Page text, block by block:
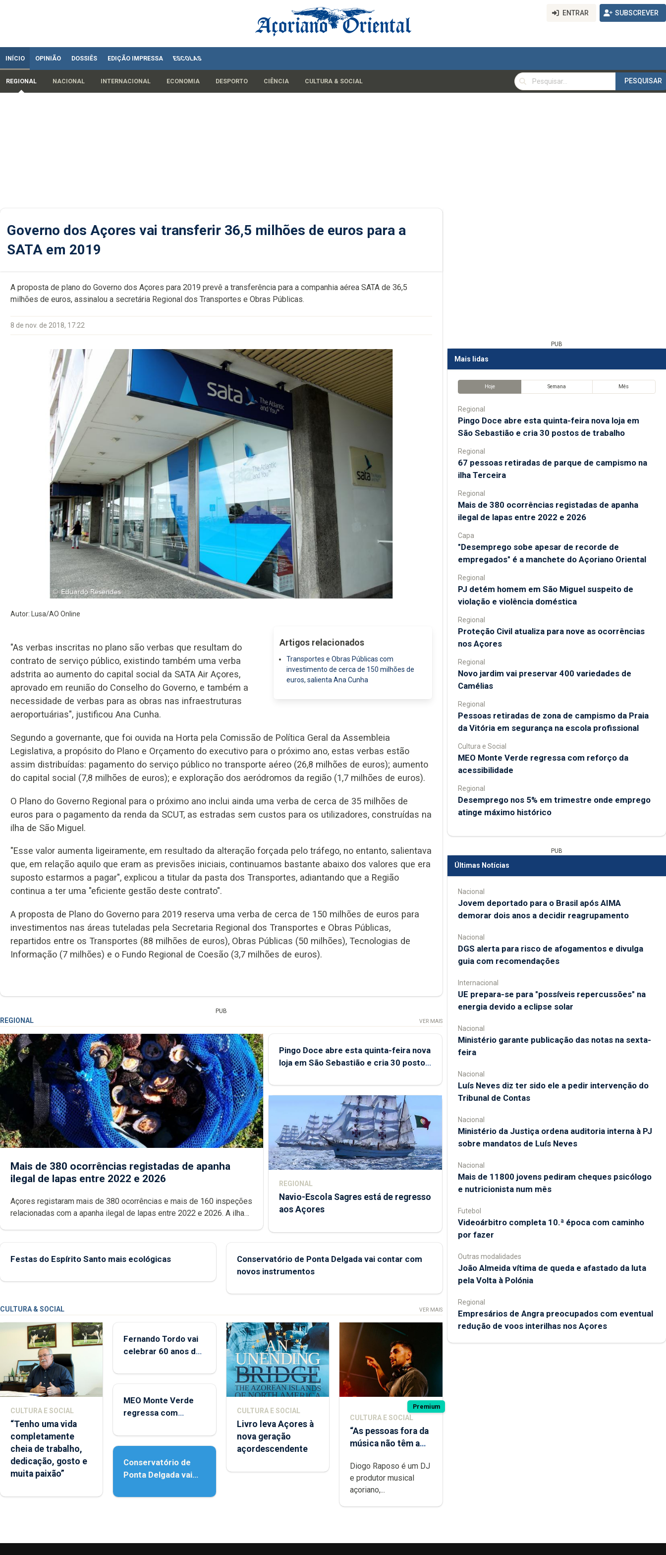
ENTRAR SUBSCREVER
INÍCIO OPINIÃO DOSSIÊS EDIÇÃO IMPRESSA ESCOLAS
REGIONAL NACIONAL INTERNACIONAL ECONOMIA DESPORTO CIÊNCIA CULTURA & SOCIAL
PESQUISAR
PESQUISAR
Governo dos Açores vai transferir 36,5 milhões de euros para a
SATA em 2019
A proposta de plano do Governo dos Açores para 2019 prevê a transferência para a companhia aérea SATA de 36,5
milhões de euros, assinalou a secretária Regional dos Transportes e Obras Públicas.
8 de nov. de 2018, 17:22
Autor: Lusa/AO Online
Artigos relacionados
Transportes e Obras Públicas com
investimento de cerca de 150 milhões de
euros, salienta Ana Cunha
"As verbas inscritas no plano são verbas que resultam do
contrato de serviço público, existindo também uma verba
adstrita ao aumento do capital social da SATA Air Açores,
aprovado em reunião do Conselho do Governo, e também a
necessidade de verbas para as obras nas infraestruturas
aeroportuárias", justificou Ana Cunha.
Segundo a governante, que foi ouvida na Horta pela Comissão de Política Geral da Assembleia
Legislativa, a propósito do Plano e Orçamento do executivo para o próximo ano, estas verbas estão
assim distribuídas: pagamento do serviço público no transporte aéreo (26,8 milhões de euros); aumento
do capital social (7,8 milhões de euros); e exploração dos aeródromos da região (1,7 milhões de euros).
O Plano do Governo Regional para o próximo ano inclui ainda uma verba de cerca de 35 milhões de
euros para o pagamento da renda da SCUT, as estradas sem custos para os utilizadores, construídas na
ilha de São Miguel.
"Esse valor aumenta ligeiramente, em resultado da alteração forçada pelo tráfego, no entanto, salientava
que, em relação aquilo que eram as previsões iniciais, continuamos bastante abaixo dos valores que era
suposto estarmos a pagar", explicou a titular da pasta dos Transportes, adiantando que a Região
continua a ter uma "eficiente gestão deste contrato".
A proposta de Plano do Governo para 2019 reserva uma verba de cerca de 150 milhões de euros para
investimentos nas áreas tuteladas pela Secretaria Regional dos Transportes e Obras Públicas,
repartidos entre os Transportes (88 milhões de euros), Obras Públicas (50 milhões), Tecnologias de
Informação (7 milhões) e o Fundo Regional de Coesão (3,7 milhões de euros).
PUB
REGIONAL VER MAIS
Mais de 380 ocorrências registadas de apanha
ilegal de lapas entre 2022 e 2026
Açores registaram mais de 380 ocorrências e mais de 160 inspeções
relacionadas com a apanha ilegal de lapas entre 2022 e 2026. A ilha
Pingo Doce abre esta quinta-feira nova
loja em São Sebastião e cria 30 postos
REGIONAL
Navio-Escola Sagres está de regresso
aos Açores
Festas do Espírito Santo mais ecológicas
Conservatório de Ponta Delgada vai contar com
novos instrumentos
CULTURA & SOCIAL VER MAIS
CULTURA E SOCIAL
“Tenho uma vida
completamente
cheia de trabalho,
dedicação, gosto e
muita paixão”
Fernando Tordo vai
celebrar 60 anos de
Micaelense
MEO Monte Verde
regressa com
acessibilidade
Conservatório de
Ponta Delgada vai
instrumentos
CULTURA E SOCIAL
Livro leva Açores à
nova geração
açordescendente
Premium
CULTURA E SOCIAL
“As pessoas fora da
música não têm a
difícil é produzir
uma música”
Diogo Raposo é um DJ
e produtor musical
açoriano,...
PUB
Mais lidas
Hoje Semana Mês
Regional
Pingo Doce abre esta quinta-feira nova loja em
São Sebastião e cria 30 postos de trabalho
Regional
67 pessoas retiradas de parque de campismo na
ilha Terceira
Regional
Mais de 380 ocorrências registadas de apanha
ilegal de lapas entre 2022 e 2026
Capa
"Desemprego sobe apesar de recorde de
empregados" é a manchete do Açoriano Oriental
Regional
PJ detém homem em São Miguel suspeito de
violação e violência doméstica
Regional
Proteção Civil atualiza para nove as ocorrências
nos Açores
Regional
Novo jardim vai preservar 400 variedades de
Camélias
Regional
Pessoas retiradas de zona de campismo da Praia
da Vitória em segurança na escola profissional
Cultura e Social
MEO Monte Verde regressa com reforço da
acessibilidade
Regional
Desemprego nos 5% em trimestre onde emprego
atinge máximo histórico
PUB
Últimas Notícias
Nacional
Jovem deportado para o Brasil após AIMA
demorar dois anos a decidir reagrupamento
Nacional
DGS alerta para risco de afogamentos e divulga
guia com recomendações
Internacional
UE prepara-se para "possíveis repercussões" na
energia devido a eclipse solar
Nacional
Ministério garante publicação das notas na sexta-
feira
Nacional
Luís Neves diz ter sido ele a pedir intervenção do
Tribunal de Contas
Nacional
Ministério da Justiça ordena auditoria interna à PJ
sobre mandatos de Luís Neves
Nacional
Mais de 11800 jovens pediram cheques psicólogo
e nutricionista num mês
Futebol
Videoárbitro completa 10.ª época com caminho
por fazer
Outras modalidades
João Almeida vítima de queda e afastado da luta
pela Volta à Polónia
Regional
Empresários de Angra preocupados com eventual
redução de voos interilhas nos Açores